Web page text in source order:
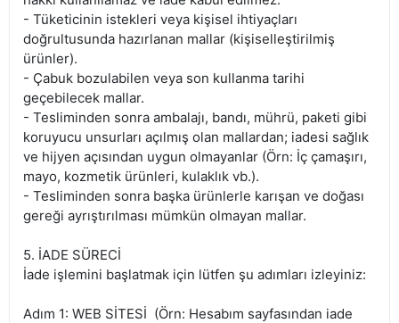
- Tüketicinin istekleri veya kişisel ihtiyaçları
doğrultusunda hazırlanan mallar (kişiselleştirilmiş
ürünler).
- Çabuk bozulabilen veya son kullanma tarihi
geçebilecek mallar.
- Tesliminden sonra ambalajı, bandı, mührü, paketi gibi
koruyucu unsurları açılmış olan mallardan; iadesi sağlık
ve hijyen açısından uygun olmayanlar (Örn: İç çamaşırı,
mayo, kozmetik ürünleri, kulaklık vb.).
- Tesliminden sonra başka ürünlerle karışan ve doğası
gereği ayrıştırılması mümkün olmayan mallar.
5. İADE SÜRECİ
İade işlemini başlatmak için lütfen şu adımları izleyiniz:
Adım 1: WEB SİTESİ (Örn: Hesabım sayfasından iade